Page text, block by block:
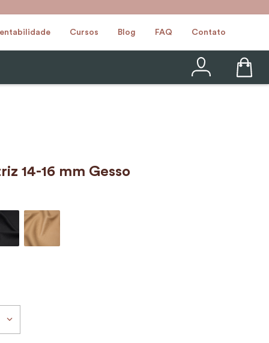
Cursos Blog FAQ Contato
14-16 mm Gesso